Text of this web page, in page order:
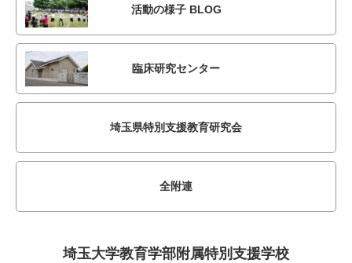
活動の様子 BLOG
臨床研究センター
埼玉県特別支援教育研究会
全附連
埼玉大学教育学部附属特別支援学校